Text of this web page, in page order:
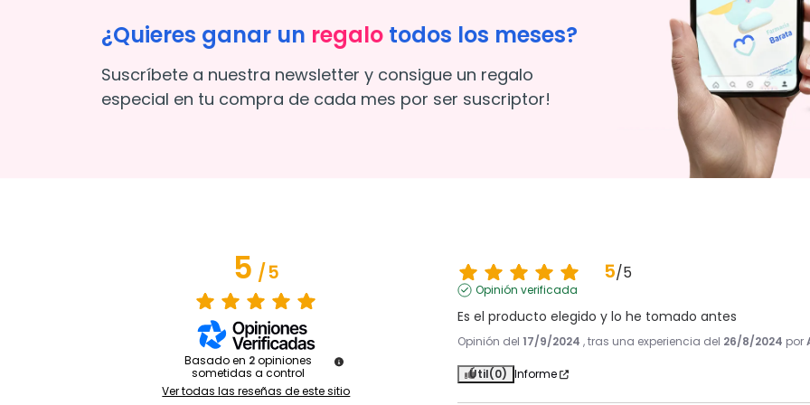
¿Quieres ganar un regalo todos los meses?
Suscríbete a nuestra newsletter y consigue un regalo
especial en tu compra de cada mes por ser suscriptor!
5/5
Basado en 2opiniones
sometidas a control
Ver todas las reseñas de este sitio
5/5
Opinión verificada
Es el producto elegido y lo he tomado antes
Opinión del 17/9/2024 , tras una experiencia del 26/8/2024 por
Útil(0) Informe